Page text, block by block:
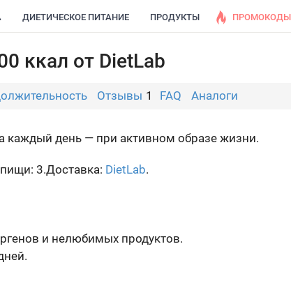
ДИЕТИЧЕСКОЕ ПИТАНИЕ ПРОДУКТЫ ПРОМОКОДЫ
ккал от DietLab
Отзывы 1 FAQ Аналоги
каждый день — при активном образе жизни.
3.Доставка: DietLab.
и нелюбимых продуктов.